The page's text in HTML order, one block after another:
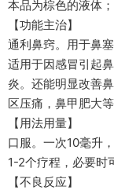
本品为棕色的液体
【功能主治】
通利鼻窍。用于鼻
适用于因感冒引起
炎。还能明显改善
区压痛，鼻甲肥大等
【用法用量】
口服。一次10毫升
1-2个疗程，必要时
【不良反应】